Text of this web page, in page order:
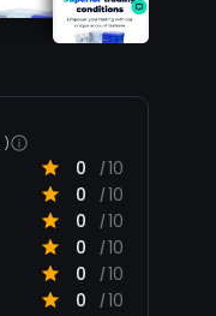
0 / 10
0 / 10
0 / 10
0 / 10
0 / 10
0 / 10